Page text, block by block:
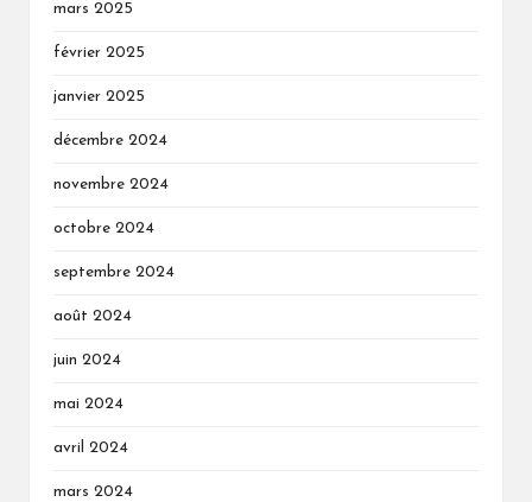
mars 2025
février 2025
janvier 2025
décembre 2024
novembre 2024
octobre 2024
septembre 2024
août 2024
juin 2024
mai 2024
avril 2024
mars 2024